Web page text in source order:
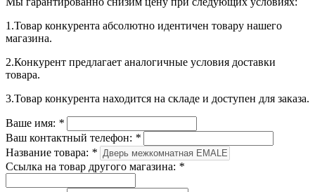
1.Товар конкурента абсолютно идентичен товару нашего
магазина.
2.Конкурент предлагает аналогичные условия доставки
товара.
3.Товар конкурента находится на складе и доступен для заказа.
Ваше имя: *
Ваш контактный телефон: *
Название товара: *
Ссылка на товар другого магазина: *